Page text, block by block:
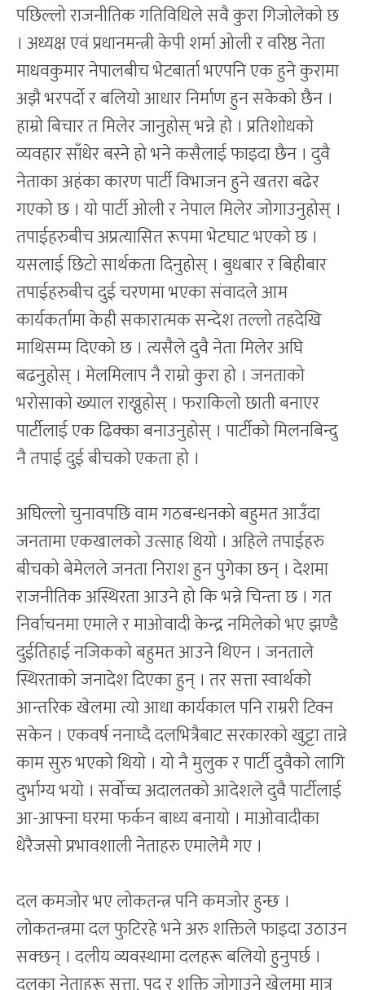
पछिल्लो राजनीतिक गतिविधिले सवै कुरा गिजोलेको छ
। अध्यक्ष एवं प्रधानमन्त्री केपी शर्मा ओली र वरिष्ठ नेता
माधवकुमार नेपालबीच भेटबार्ता भएपनि एक हुने कुरामा
अझै भरपर्दो र बलियो आधार निर्माण हुन सकेको छैन ।
हाम्रो बिचार त मिलेर जानुहोस् भन्ने हो । प्रतिशोधको
व्यवहार साँधेर बस्ने हो भने कसैलाई फाइदा छैन । दुवै
नेताका अहंका कारण पार्टी विभाजन हुने खतरा बढेर
गएको छ । यो पार्टी ओली र नेपाल मिलेर जोगाउनुहोस् ।
तपाईहरुबीच अप्रत्यासित रूपमा भेटघाट भएको छ ।
यसलाई छिटो सार्थकता दिनुहोस् । बुधबार र बिहीबार
तपाईहरुबीच दुई चरणमा भएका संवादले आम
कार्यकर्तामा केही सकारात्मक सन्देश तल्लो तहदेखि
माथिसम्म दिएको छ । त्यसैले दुवै नेता मिलेर अघि
बढनुहोस् । मेलमिलाप नै राम्रो कुरा हो । जनताको
भरोसाको ख्याल राख्नुहोस् । फराकिलो छाती बनाएर
पार्टीलाई एक ढिक्का बनाउनुहोस् । पार्टीको मिलनबिन्दु
नै तपाई दुई बीचको एकता हो ।
अघिल्लो चुनावपछि वाम गठबन्धनको बहुमत आउँदा
जनतामा एकखालको उत्साह थियो । अहिले तपाईहरु
बीचको बेमेलले जनता निराश हुन पुगेका छन् । देशमा
राजनीतिक अस्थिरता आउने हो कि भन्ने चिन्ता छ । गत
निर्वाचनमा एमाले र माओवादी केन्द्र नमिलेको भए झण्डै
दुईतिहाई नजिकको बहुमत आउने थिएन । जनताले
स्थिरताको जनादेश दिएका हुन् । तर सत्ता स्वार्थको
आन्तरिक खेलमा त्यो आधा कार्यकाल पनि राम्ररी टिक्न
सकेन । एकवर्ष ननाघ्दै दलभित्रैबाट सरकारको खुट्टा तान्ने
काम सुरु भएको थियो । यो नै मुलुक र पार्टी दुवैको लागि
दुर्भाग्य भयो । सर्वोच्च अदालतको आदेशले दुवै पार्टीलाई
आ-आफ्ना घरमा फर्कन बाध्य बनायो । माओवादीका
धेरैजसो प्रभावशाली नेताहरु एमालेमै गए ।
दल कमजोर भए लोकतन्त्र पनि कमजोर हुन्छ ।
लोकतन्त्रमा दल फुटिरहे भने अरु शक्तिले फाइदा उठाउन
सक्छन् । दलीय व्यवस्थामा दलहरू बलियो हुनुपर्छ ।